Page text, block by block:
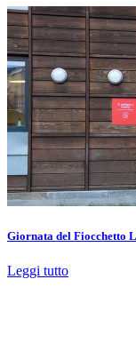
Giornata del Fiocchetto
Leggi tutto